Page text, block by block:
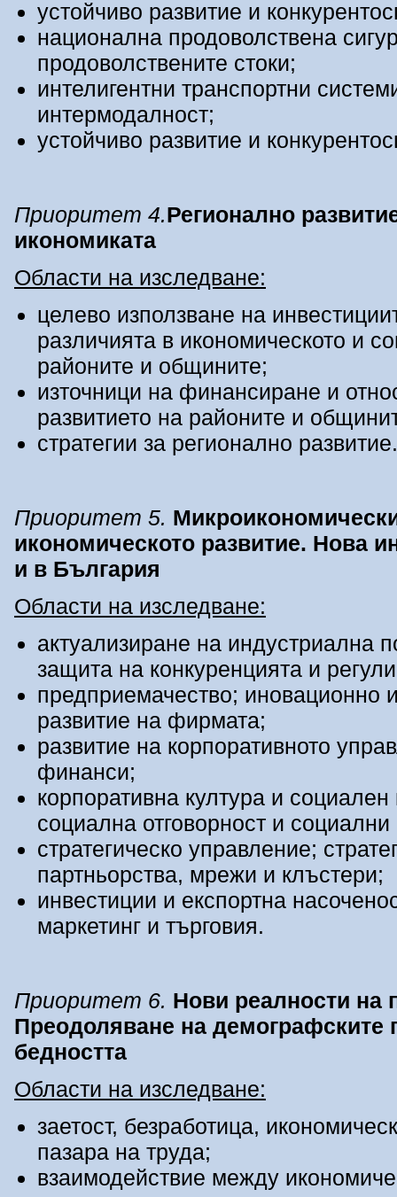
устойчиво развитие и
национална продоволствена
продоволствените стоки;
интелигентни транспортни
интермодалност;
устойчиво развитие и
Приоритет 4.Регионално
икономиката
Области на изследване:
целево използване на
различията в икономическото и
районите и общините;
източници на финансиране и
развитието на районите и
стратегии за регионално развитие.
Приоритет 5.
икономическото развитие. Нова
и в България
Области на изследване:
актуализиране на индустриална
защита на конкуренцията и
предприемачество; иновационно
развитие на фирмата;
развитие на корпоративното
финанси;
корпоративна култура и
социална отговорност и
стратегическо управление;
партньорства, мрежи и клъстери;
инвестиции и експортна
маркетинг и търговия.
Приоритет 6. Нови реалности на
Преодоляване на демографските
бедността
Области на изследване:
заетост, безработица,
пазара на труда;
взаимодействие между